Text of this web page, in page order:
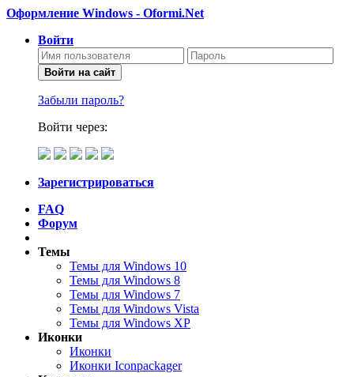
Оформление Windows - Oformi.Net
Войти
Войти на сайт
Забыли пароль?
Войти через:
Зарегистрироваться
FAQ
Форум
Темы
Темы для Windows 10
Темы для Windows 8
Темы для Windows 7
Темы для Windows Vista
Темы для Windows XP
Иконки
Иконки
Иконки Iconpackager